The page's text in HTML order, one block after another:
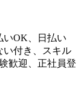
いOK、日払い
い付き、スキル
歓迎、正社員登